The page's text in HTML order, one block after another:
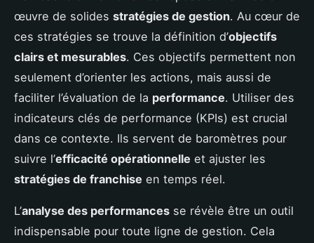
œuvre de solides stratégies de gestion. Au cœur de
ces stratégies se trouve la définition d’objectifs
clairs et mesurables. Ces objectifs permettent non
seulement d’orienter les actions, mais aussi de
faciliter l’évaluation de la performance. Utiliser des
indicateurs clés de performance (KPIs) est crucial
dans ce contexte. Ils servent de baromètres pour
suivre l’efficacité opérationnelle et ajuster les
stratégies de franchise en temps réel.
L’analyse des performances se révèle être un outil
indispensable pour toute ligne de gestion. Cela